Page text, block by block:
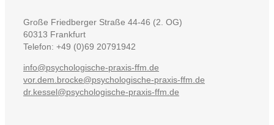
Große Friedberger Straße 44-46 (2. OG)
60313 Frankfurt
Telefon: +49 (0)69 20791942
info@psychologische-praxis-ffm.de
vor.dem.brocke@psychologische-praxis-ffm.de
dr.kessel@psychologische-praxis-ffm.de